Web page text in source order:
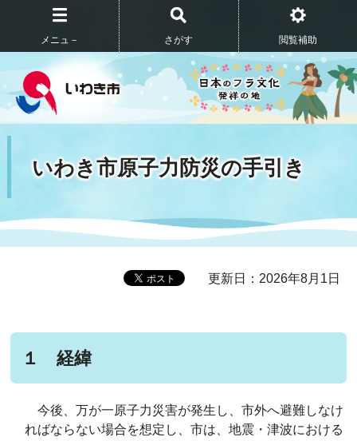
メニュ－ さがす 閲覧補助
いわき市原子力防災の手引き
更新日：2026年8月1日
１ 経緯
今後、万が一原子力災害が発生し、市外へ避難しなけ
ればならない場合を想定し、市は、地震・津波における